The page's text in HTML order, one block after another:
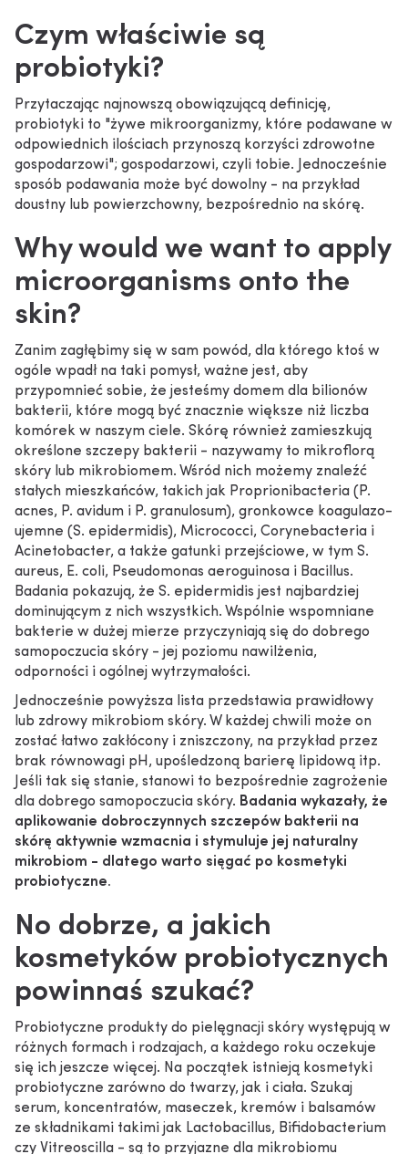
Czym właściwie są
probiotyki?
Przytaczając najnowszą obowiązującą definicję,
probiotyki to "żywe mikroorganizmy, które podawane w
odpowiednich ilościach przynoszą korzyści zdrowotne
gospodarzowi"; gospodarzowi, czyli tobie. Jednocześnie
sposób podawania może być dowolny - na przykład
doustny lub powierzchowny, bezpośrednio na skórę.
Why would we want to apply
microorganisms onto the
skin?
Zanim zagłębimy się w sam powód, dla którego ktoś w
ogóle wpadł na taki pomysł, ważne jest, aby
przypomnieć sobie, że jesteśmy domem dla bilionów
bakterii, które mogą być znacznie większe niż liczba
komórek w naszym ciele. Skórę również zamieszkują
określone szczepy bakterii - nazywamy to mikroflorą
skóry lub mikrobiomem. Wśród nich możemy znaleźć
stałych mieszkańców, takich jak Proprionibacteria (P.
acnes, P. avidum i P. granulosum), gronkowce koagulazo-
ujemne (S. epidermidis), Micrococci, Corynebacteria i
Acinetobacter, a także gatunki przejściowe, w tym S.
aureus, E. coli, Pseudomonas aeroguinosa i Bacillus.
Badania pokazują, że S. epidermidis jest najbardziej
dominującym z nich wszystkich. Wspólnie wspomniane
bakterie w dużej mierze przyczyniają się do dobrego
samopoczucia skóry - jej poziomu nawilżenia,
odporności i ogólnej wytrzymałości.
Jednocześnie powyższa lista przedstawia prawidłowy
lub zdrowy mikrobiom skóry. W każdej chwili może on
zostać łatwo zakłócony i zniszczony, na przykład przez
brak równowagi pH, upośledzoną barierę lipidową itp.
Jeśli tak się stanie, stanowi to bezpośrednie zagrożenie
dla dobrego samopoczucia skóry. Badania wykazały, że
aplikowanie dobroczynnych szczepów bakterii na
skórę aktywnie wzmacnia i stymuluje jej naturalny
mikrobiom - dlatego warto sięgać po kosmetyki
probiotyczne.
No dobrze, a jakich
kosmetyków probiotycznych
powinnaś szukać?
Probiotyczne produkty do pielęgnacji skóry występują w
różnych formach i rodzajach, a każdego roku oczekuje
się ich jeszcze więcej. Na początek istnieją kosmetyki
probiotyczne zarówno do twarzy, jak i ciała. Szukaj
serum, koncentratów, maseczek, kremów i balsamów
ze składnikami takimi jak Lactobacillus, Bifidobacterium
czy Vitreoscilla - są to przyjazne dla mikrobiomu